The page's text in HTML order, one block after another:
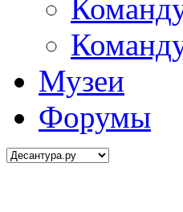
Музеи
Форумы